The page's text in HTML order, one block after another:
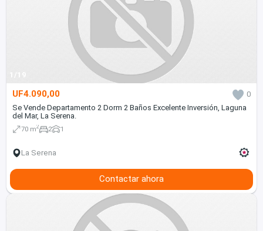
1/19
UF4.090,00
0
Se Vende Departamento 2 Dorm 2 Baños Excelente Inversión, Laguna
del Mar, La Serena.
70 m2 2 1
La Serena
Contactar ahora